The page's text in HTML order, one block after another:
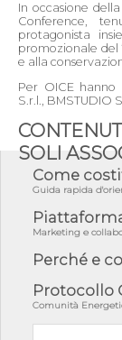
In occasione
Conference,
protagonista
promozionale del
e alla
Per OICE hanno
S.r.l., BMSTUDIO
SOLI
Come
Guida rapida
Marketing e
Perché e
Protocollo
Comunità